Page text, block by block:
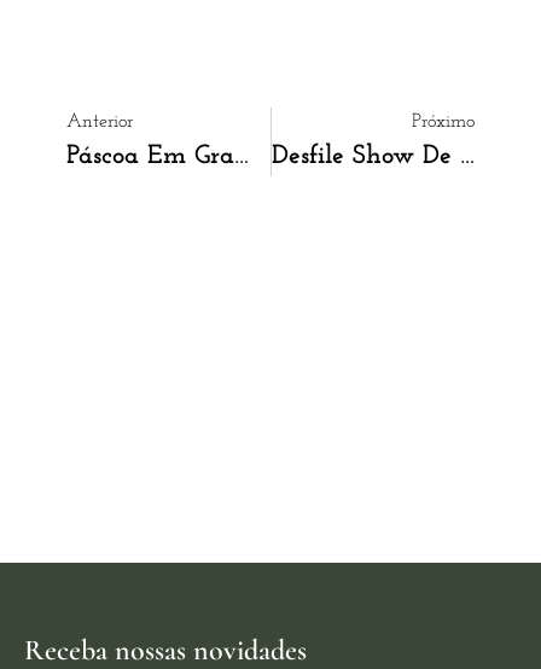
Anterior
Páscoa Em Gramado Promete Muito Chocolate, Ludicidade E Reflexão
Próximo
Desfile Show De Páscoa Ficará Para 2023
Receba nossas novidades